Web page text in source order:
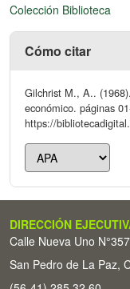
Colección Biblioteca
Cómo citar
Gilchrist M., A..
económico. páginas
https://
DIRECCIÓN
Calle Nueva Uno
San Pedro de La Paz,